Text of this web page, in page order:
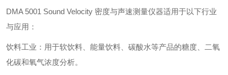
DMA 5001 Sound Velocity 密度与声速测量仪器适用于以下行业
与应用：
饮料工业：用于软饮料、能量饮料、碳酸水等产品的糖度、二氧
化碳和氧气浓度分析。